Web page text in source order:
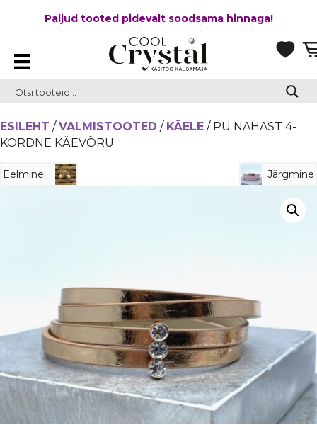
Paljud tooted pidevalt soodsama hinnaga!
ESILEHT / VALMISTOOTED / KÄELE / PU NAHAST 4-
KORDNE KÄEVÕRU
Eelmine Järgmine